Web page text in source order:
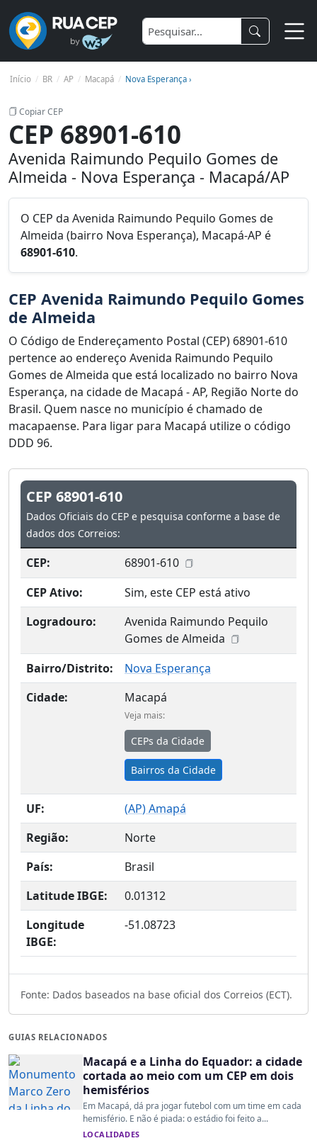
Início BR AP Macapá Nova Esperança ›
Copiar CEP
CEP 68901-610
Avenida Raimundo Pequilo Gomes de
Almeida - Nova Esperança - Macapá/AP
O CEP da Avenida Raimundo Pequilo Gomes de
Almeida (bairro Nova Esperança), Macapá-AP é
68901-610.
CEP Avenida Raimundo Pequilo Gomes
de Almeida
O Código de Endereçamento Postal (CEP) 68901-610
pertence ao endereço Avenida Raimundo Pequilo
Gomes de Almeida que está localizado no bairro Nova
Esperança, na cidade de Macapá - AP, Região Norte do
Brasil. Quem nasce no município é chamado de
macapaense. Para ligar para Macapá utilize o código
DDD 96.
CEP 68901-610
Dados Oficiais do CEP e pesquisa conforme a base de
dados dos Correios:
CEP:
68901-610
CEP Ativo:
Sim, este CEP está ativo
Logradouro:
Avenida Raimundo Pequilo
Gomes de Almeida
Bairro/Distrito:
Nova Esperança
Cidade:
Macapá
Veja mais:
CEPs da Cidade
Bairros da Cidade
UF: (AP) Amapá
Região:
Norte
País:
Brasil
Latitude IBGE:
0.01312
Longitude
IBGE:
-51.08723
Fonte: Dados baseados na base oficial dos Correios (ECT).
GUIAS RELACIONADOS
Macapá e a Linha do Equador: a cidade
cortada ao meio com um CEP em dois
hemisférios
Em Macapá, dá pra jogar futebol com um time em cada
hemisfério. E não é piada: o estádio foi feito a...
LOCALIDADES